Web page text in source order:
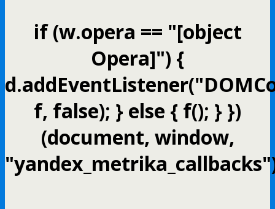
if (w.opera == "[object
Opera]") {
f, false); } else { f(); } })
(document, window,